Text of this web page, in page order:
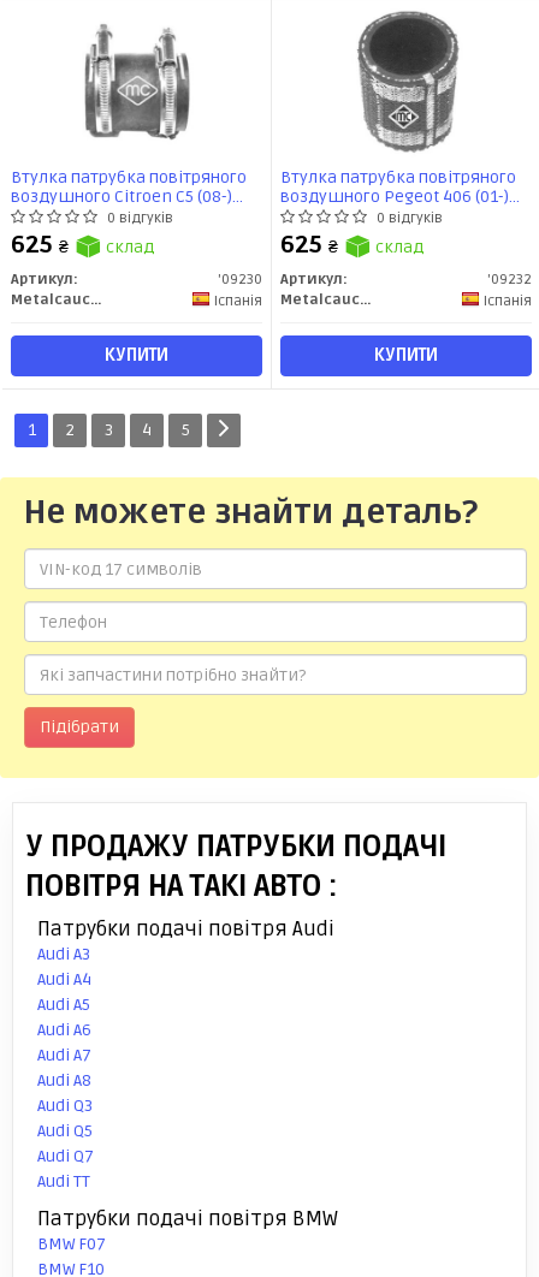
Втулка патрубка повітряного
воздушного Citroen C5 (08-)
(09230) Metalcaucho
0 відгуків
625 ₴ склад
Артикул:
'09230
Metalcaucho
Іспанія
КУПИТИ
Втулка патрубка повітряного
воздушного Pegeot 406 (01-)
(09232) Metalcaucho
0 відгуків
625 ₴ склад
Артикул:
'09232
Metalcaucho
Іспанія
КУПИТИ
1 2 3 4 5
Не можете знайти деталь?
Підібрати
У ПРОДАЖУ ПАТРУБКИ ПОДАЧІ
ПОВІТРЯ НА ТАКІ АВТО :
Патрубки подачі повітря Audi
Audi A3
Audi A4
Audi A5
Audi A6
Audi A7
Audi A8
Audi Q3
Audi Q5
Audi Q7
Audi TT
Патрубки подачі повітря BMW
BMW F07
BMW F10